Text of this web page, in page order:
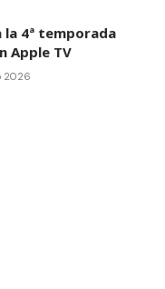
la 4ª temporada
Apple TV
2026